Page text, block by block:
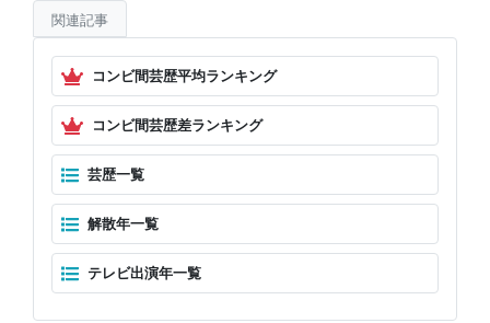
関連記事
コンビ間芸歴平均ランキング
コンビ間芸歴差ランキング
芸歴一覧
解散年一覧
テレビ出演年一覧